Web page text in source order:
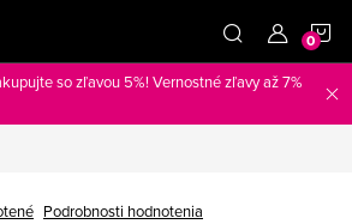
so zľavou 5%! Vernostné zľavy až 7%
Podrobnosti hodnotenia